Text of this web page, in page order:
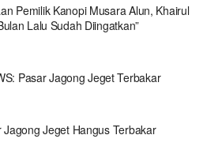
Pemilik Kanopi Musara Alun, Khairul
Lalu Sudah Diingatkan”
Pasar Jagong Jeget Terbakar
Jagong Jeget Hangus Terbakar